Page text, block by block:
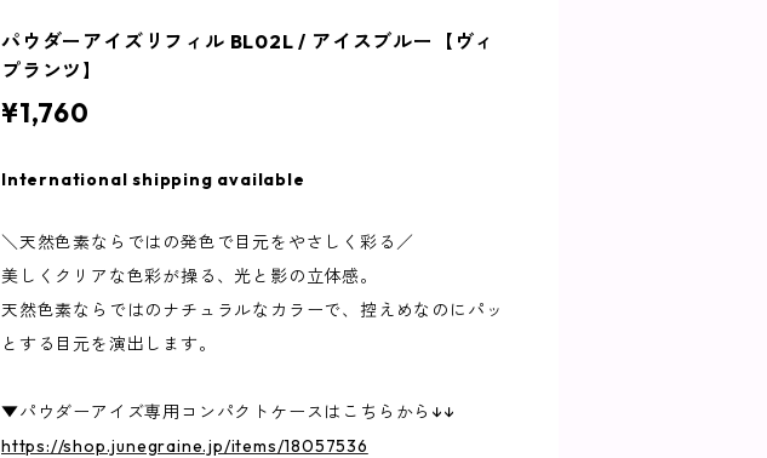
パウダーアイズリフィル BL02L / アイスブルー【ヴィ
プランツ】
¥1,760
International shipping available
＼天然色素ならではの発色で目元をやさしく彩る／
美しくクリアな色彩が操る、光と影の立体感。
天然色素ならではのナチュラルなカラーで、控えめなのにパッ
とする目元を演出します。
▼パウダーアイズ専用コンパクトケースはこちらから↓↓
https://shop.junegraine.jp/items/18057536